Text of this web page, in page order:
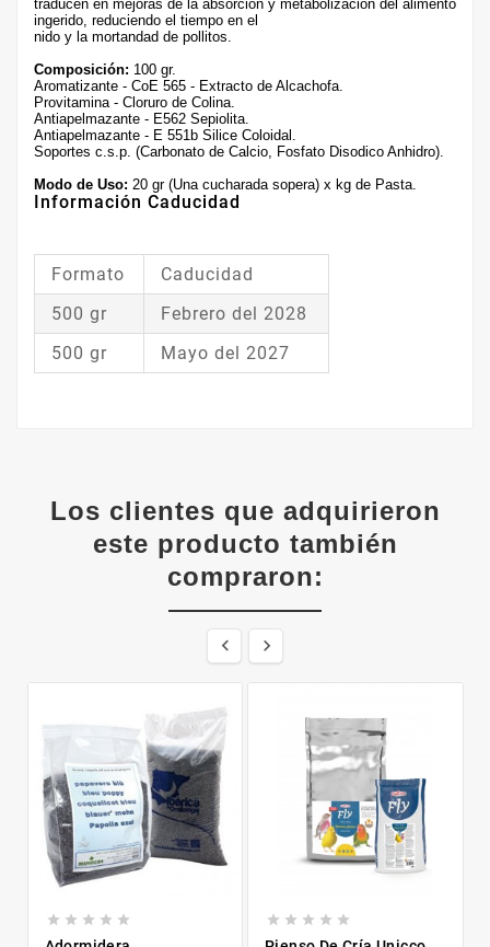
traducen en mejoras de la absorción y metabolizacion del alimento
ingerido, reduciendo el tiempo en el
nido y la mortandad de pollitos.
Composición: 100 gr.
Aromatizante - CoE 565 - Extracto de Alcachofa.
Provitamina - Cloruro de Colina.
Antiapelmazante - E562 Sepiolita.
Antiapelmazante - E 551b Silice Coloidal.
Soportes c.s.p. (Carbonato de Calcio, Fosfato Disodico Anhidro).
Modo de Uso: 20 gr (Una cucharada sopera) x kg de Pasta.
Información Caducidad
Formato
Caducidad
500 gr
Febrero del 2028
500 gr
Mayo del 2027
Los clientes que adquirieron
este producto también
compraron:
 
         